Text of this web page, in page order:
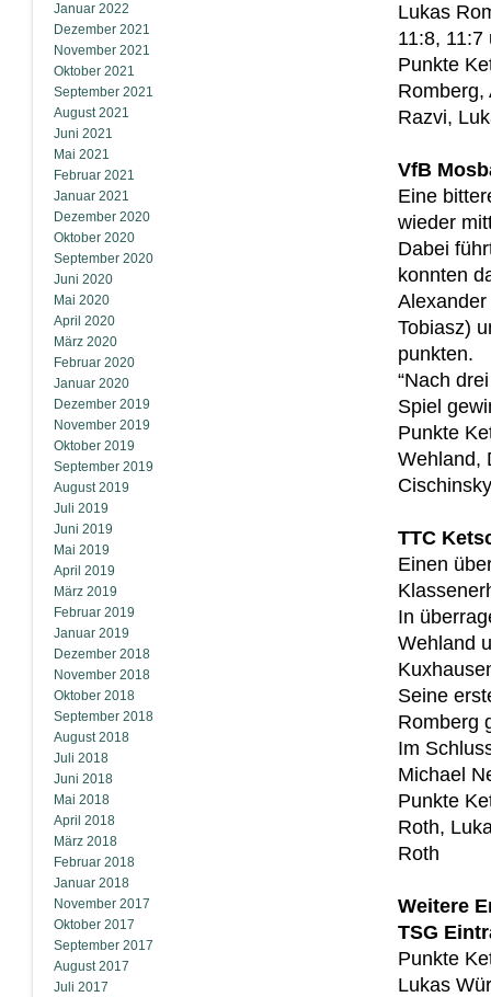
Januar 2022
Dezember 2021
November 2021
Oktober 2021
September 2021
August 2021
Juni 2021
Mai 2021
Februar 2021
Januar 2021
Dezember 2020
Oktober 2020
September 2020
Juni 2020
Mai 2020
April 2020
März 2020
Februar 2020
Januar 2020
Dezember 2019
November 2019
Oktober 2019
September 2019
August 2019
Juli 2019
Juni 2019
Mai 2019
April 2019
März 2019
Februar 2019
Januar 2019
Dezember 2018
November 2018
Oktober 2018
September 2018
August 2018
Juli 2018
Juni 2018
Mai 2018
April 2018
März 2018
Februar 2018
Januar 2018
November 2017
Oktober 2017
September 2017
August 2017
Juli 2017
Lukas
11:8, 11:7
Punkte
Romberg,
Razvi,
VfB
Eine
wieder
Dabei
konnten
Tobiasz)
punkten.
“Nach
Spiel
Punkte
Wehland,
TTC
Einen
In
Wehland
Seine
Romberg
Im
Michael
Punkte
Roth,
Roth
Weitere
TSG
Punkte
Lukas